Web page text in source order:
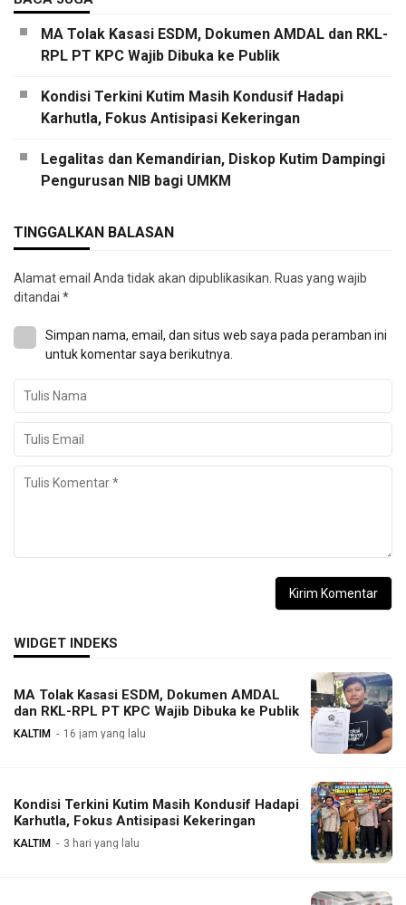
MA Tolak Kasasi ESDM, Dokumen AMDAL dan RKL-
RPL PT KPC Wajib Dibuka ke Publik
Kondisi Terkini Kutim Masih Kondusif Hadapi
Karhutla, Fokus Antisipasi Kekeringan
Legalitas dan Kemandirian, Diskop Kutim Dampingi
Pengurusan NIB bagi UMKM
TINGGALKAN BALASAN
Alamat email Anda tidak akan dipublikasikan. Ruas yang wajib
ditandai *
Simpan nama, email, dan situs web saya pada peramban ini
untuk komentar saya berikutnya.
WIDGET INDEKS
MA Tolak Kasasi ESDM, Dokumen AMDAL
dan RKL-RPL PT KPC Wajib Dibuka ke Publik
KALTIM 16 jam yang lalu
Kondisi Terkini Kutim Masih Kondusif Hadapi
Karhutla, Fokus Antisipasi Kekeringan
KALTIM 3 hari yang lalu